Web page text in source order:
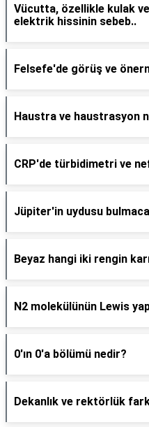
Vücutta, özellikle kulak
elektrik hissinin sebeb..
Felsefe'de görüş ve
Haustra ve haustrasyon
CRP'de türbidimetri ve
Jüpiter'in uydusu
Beyaz hangi iki rengin
N2 molekülünün Lewis
0'ın 0'a bölümü nedir?
Dekanlık ve rektörlük